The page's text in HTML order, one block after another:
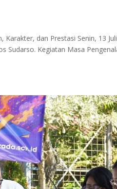
dan Prestasi Senin, 13
Sudarso. Kegiatan Masa